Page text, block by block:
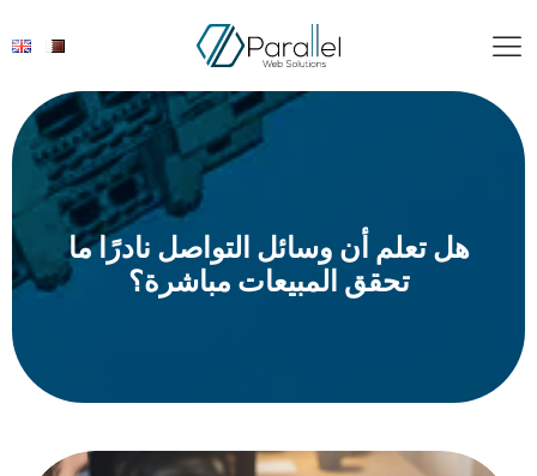
هل تعلم أن وسائل التواصل نادرًا ما
تحقق المبيعات مباشرة؟